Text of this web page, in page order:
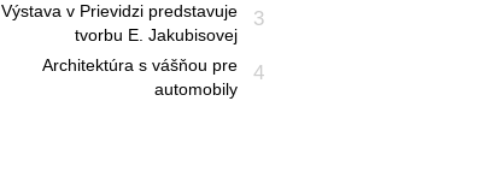
3
Výstava v Prievidzi predstavuje
tvorbu E. Jakubisovej
4
Architektúra s vášňou pre
automobily